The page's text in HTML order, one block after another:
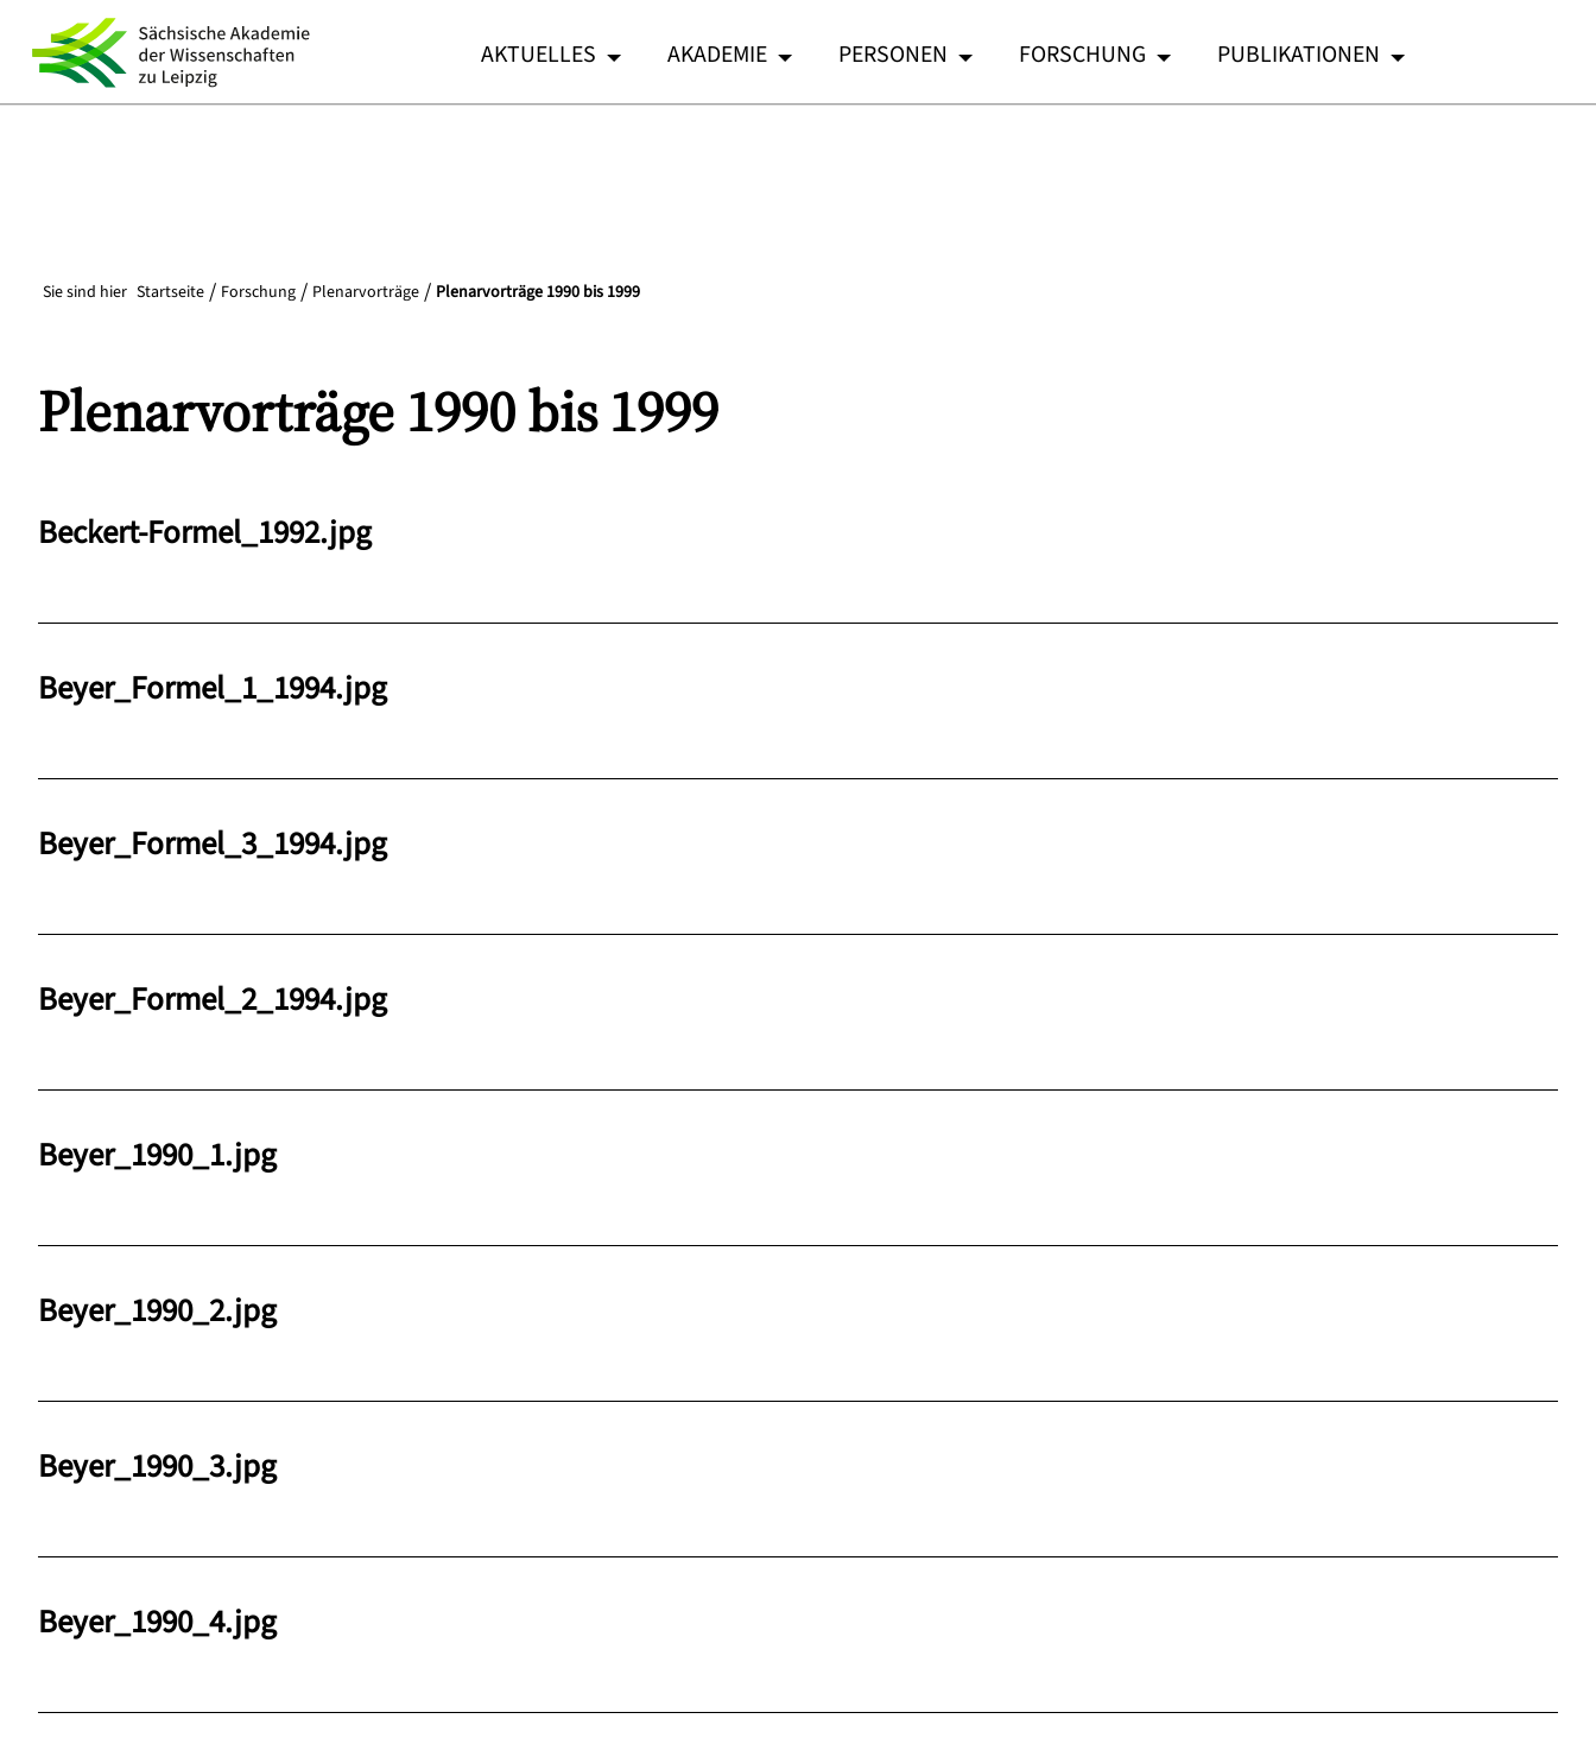
AKTUELLES AKADEMIE PERSONEN FORSCHUNG PUBLIKATIONEN
Sie sind hier Startseite Forschung Plenarvorträge Plenarvorträge 1990 bis 1999
Plenarvorträge 1990 bis 1999
Beckert-Formel_1992.jpg
Beyer_Formel_1_1994.jpg
Beyer_Formel_3_1994.jpg
Beyer_Formel_2_1994.jpg
Beyer_1990_1.jpg
Beyer_1990_2.jpg
Beyer_1990_3.jpg
Beyer_1990_4.jpg